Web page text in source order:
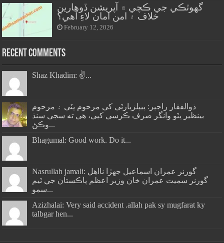
گهوٽڪي جي ڪچي ۾ آپريشن ڏوهارين
خلاف ۽ امن امان لاءِ آهي؟
February 12, 2026
Recent Comments
Shaz Khadim: ✌️...
ذوالفقار راڄپر: پيپلزپارٽي کي مرحوم ڀٽي ۽ مرحوم
بينظير ڀٽو وانگر صرف ڪرسي کپي، هي ته سڄي سنڌ
وڪڻ...
Bhagumal: Good work. Do it...
Nasrullah jamali: گورنر عمران اسماعيل جھڙا نااهل
گورنر سميت عمران خان وزير اعظم پاڪستان جي ٽيم
سمو...
Azizhalai: Very said accident .allah pak sy mugfarat ky
talbgar hen...